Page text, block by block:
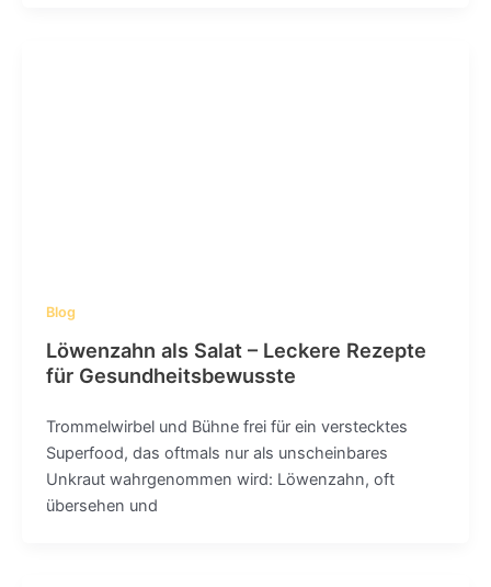
Blog
Löwenzahn als Salat – Leckere Rezepte
für Gesundheitsbewusste
Trommelwirbel und Bühne frei für ein verstecktes
Superfood, das oftmals nur als unscheinbares
Unkraut wahrgenommen wird: Löwenzahn, oft
übersehen und